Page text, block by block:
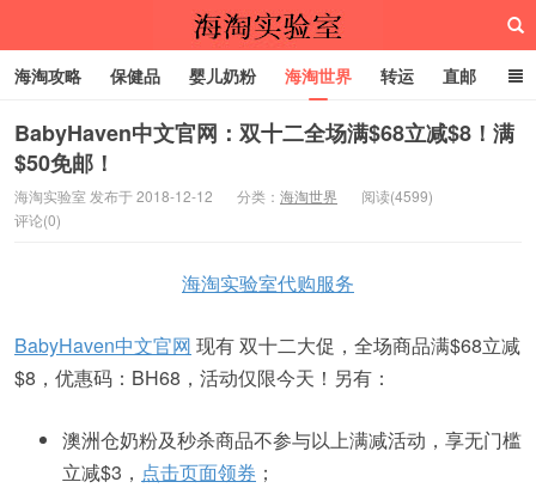
海淘实验室
海淘攻略 保健品 婴儿奶粉 海淘世界 转运 直邮
代购服务
BabyHaven中文官网：双十二全场满$68立减$8！满
$50免邮！
海淘实验室 发布于 2018-12-12 分类： 海淘世界
阅读(4599)
评论(0)
海淘实验室代购服务
BabyHaven中文官网 现有 双十二大促，全场商品满$68立减
$8，优惠码：BH68，活动仅限今天！另有：
澳洲仓奶粉及秒杀商品不参与以上满减活动，享无门槛
立减$3， 点击页面领券 ；